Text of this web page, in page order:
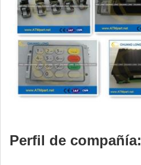
Perfil de compañía: